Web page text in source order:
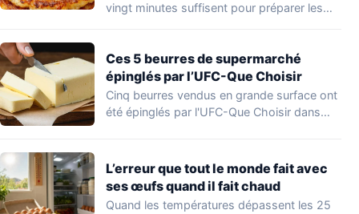
vingt minutes suffisent pour préparer les
Ces 5 beurres de supermarché
épinglés par l’UFC-Que Choisir
Cinq beurres vendus en grande surface ont
été épinglés par l'UFC-Que Choisir dans
L’erreur que tout le monde fait avec
ses œufs quand il fait chaud
Quand les températures dépassent les 25